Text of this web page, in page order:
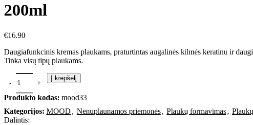
200ml
€16.90
Daugiafunkcinis kremas plaukams, praturtintas augalinės kilmės keratinu ir
Tinka visų tipų plaukams.
Į krepšelį
Produkto kodas: mood33
Kategorijos: MOOD , Nenuplaunamos priemonės, Plaukų formavimas,
Dalintis: